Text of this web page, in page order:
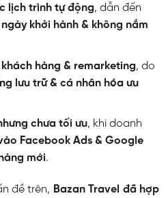
lịch trình tự động, dẫn đến
khởi hành & không nắm
hàng & remarketing, do
lưu trữ & cá nhân hóa ưu
chưa tối ưu, khi doanh
Facebook Ads & Google
mới.
đề trên, Bazan Travel đã hợp